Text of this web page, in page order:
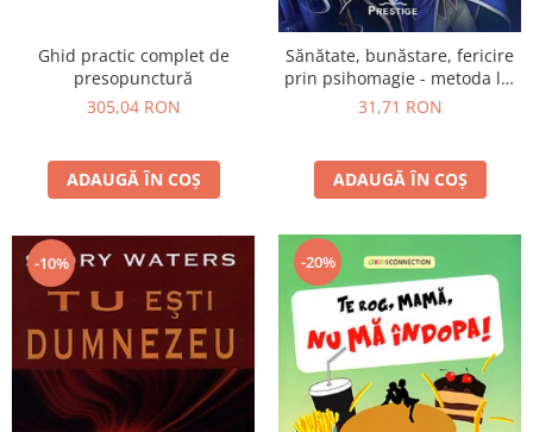
Ghid practic complet de
presopunctură
305,04 RON
ADAUGĂ ÎN COȘ
Sănătate, bunăstare, fericire
prin psihomagie - metoda lui
Iskander Djin
31,71 RON
ADAUGĂ ÎN COȘ
-10% -20%